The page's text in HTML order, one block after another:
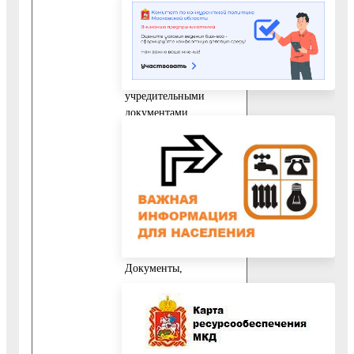
которой имеется
заинтересованность,
установлено
законодательством
Российской Федерации,
учредительными
документами
5) решение общего
собрания учредителей о
приобретении
в собственность
арендуемого
имущества.
Документы,
соответствие заявителя
условиям отнесения его
к категории субъектов
малого и среднего